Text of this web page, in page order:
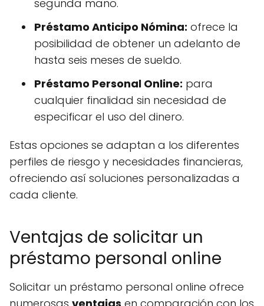
segunda mano.
Préstamo Anticipo Nómina: ofrece la
posibilidad de obtener un adelanto de
hasta seis meses de sueldo.
Préstamo Personal Online: para
cualquier finalidad sin necesidad de
especificar el uso del dinero.
Estas opciones se adaptan a los diferentes
perfiles de riesgo y necesidades financieras,
ofreciendo así soluciones personalizadas a
cada cliente.
Ventajas de solicitar un
préstamo personal online
Solicitar un préstamo personal online ofrece